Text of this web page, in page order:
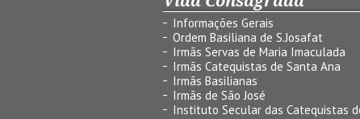
Informações Gerais
Ordem Basiliana de S.Josafat
Irmãs Servas de Maria Imaculada
Irmãs Catequistas de Santa Ana
Irmãs Basilianas
Irmãs de São José
Instituto Secular das Catequistas